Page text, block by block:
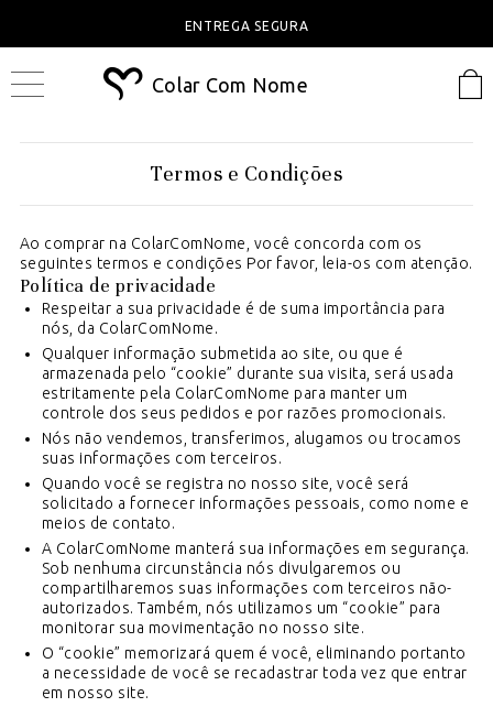
ENTREGA SEGURA
Colar Com Nome
Termos e Condições
Ao comprar na ColarComNome, você concorda com os
seguintes termos e condições Por favor, leia-os com atenção.
Política de privacidade
Respeitar a sua privacidade é de suma importância para
nós, da ColarComNome.
Qualquer informação submetida ao site, ou que é
armazenada pelo “cookie” durante sua visita, será usada
estritamente pela ColarComNome para manter um
controle dos seus pedidos e por razões promocionais.
Nós não vendemos, transferimos, alugamos ou trocamos
suas informações com terceiros.
Quando você se registra no nosso site, você será
solicitado a fornecer informações pessoais, como nome e
meios de contato.
A ColarComNome manterá sua informações em segurança.
Sob nenhuma circunstância nós divulgaremos ou
compartilharemos suas informações com terceiros não-
autorizados. Também, nós utilizamos um “cookie” para
monitorar sua movimentação no nosso site.
O “cookie” memorizará quem é você, eliminando portanto
a necessidade de você se recadastrar toda vez que entrar
em nosso site.